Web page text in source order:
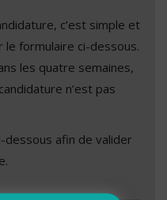
c’est simple et
formulaire ci-dessous.
les quatre semaines,
n’est pas
dessous afin de valider